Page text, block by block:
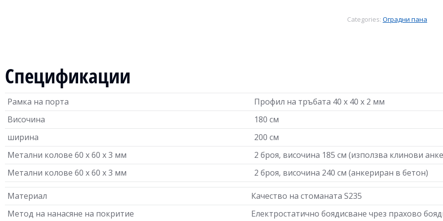
Categories: Оградни пана
Спецификации
Рамка на порта
Профил на тръбата 40 х 40 х 2 мм
Височина
180 см
ширина
200 см
Метални колове 60 х 60 х 3 мм
2 броя, височина 185 см (използва клинови
Метални колове 60 х 60 х 3 мм
2 броя, височина 240 см (анкериран в бетон)
Материал
Качество на стоманата S235
Метод на нанасяне на покритие
Електростатично боядисване чрез прахово